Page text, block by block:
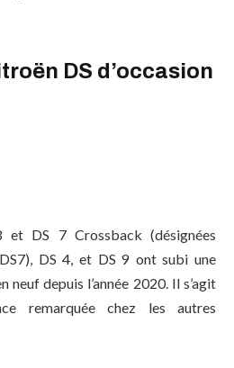
DS d’occasion
et DS 7 Crossback (désignées
DS 4, et DS 9 ont subi une
depuis l’année 2020. Il s’agit
remarquée chez les autres